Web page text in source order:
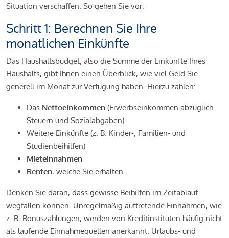
Situation verschaffen. So gehen Sie vor:
Schritt 1: Berechnen Sie Ihre
monatlichen Einkünfte
Das Haushaltsbudget, also die Summe der Einkünfte Ihres
Haushalts, gibt Ihnen einen Überblick, wie viel Geld Sie
generell im Monat zur Verfügung haben. Hierzu zählen:
Das Nettoeinkommen (Erwerbseinkommen abzüglich
Steuern und Sozialabgaben)
Weitere Einkünfte (z. B. Kinder-, Familien- und
Studienbeihilfen)
Mieteinnahmen
Renten, welche Sie erhalten.
Denken Sie daran, dass gewisse Beihilfen im Zeitablauf
wegfallen können. Unregelmäßig auftretende Einnahmen, wie
z. B. Bonuszahlungen, werden von Kreditinstituten häufig nicht
als laufende Einnahmequellen anerkannt. Urlaubs- und